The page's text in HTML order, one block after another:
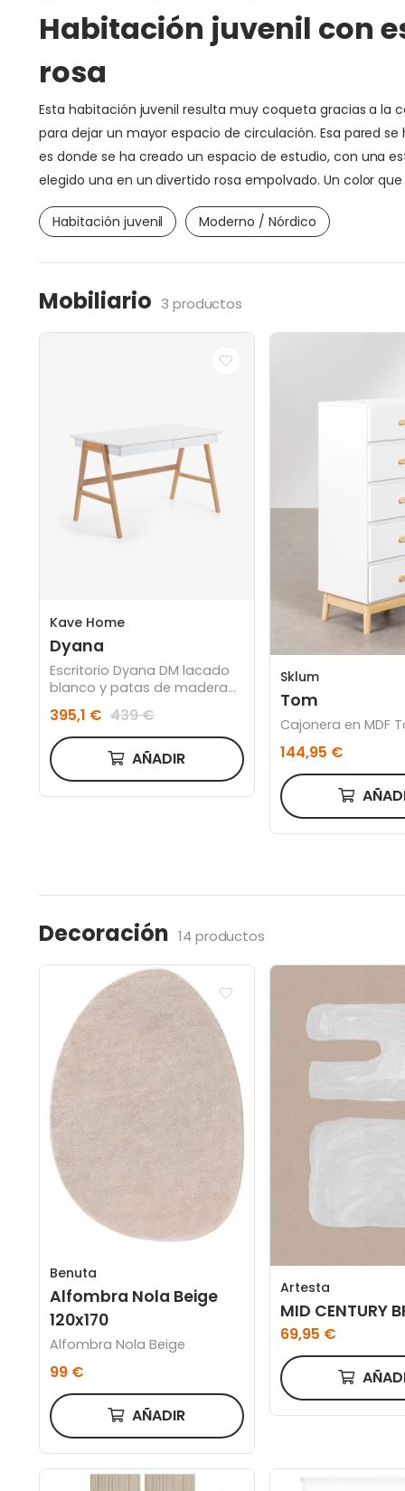
Habitación juvenil con
rosa
Esta habitación juvenil resulta muy coqueta gracias a la
para dejar un mayor espacio de circulación. Esa pared
es donde se ha creado un espacio de estudio, con una
elegido una en un divertido rosa empolvado. Un color
Habitación juvenil Moderno / Nórdico
Mobiliario 3 productos
Kave Home
Dyana
Escritorio Dyana DM lacado
blanco y patas de madera
395,1 € 439 €
AÑADIR
Sklum
Tom
Cajonera en MDF
144,95 €
Decoración 14 productos
Benuta
Alfombra Nola Beige
120x170
Alfombra Nola Beige
99 €
AÑADIR
Artesta
MID CENTURY
69,95 €